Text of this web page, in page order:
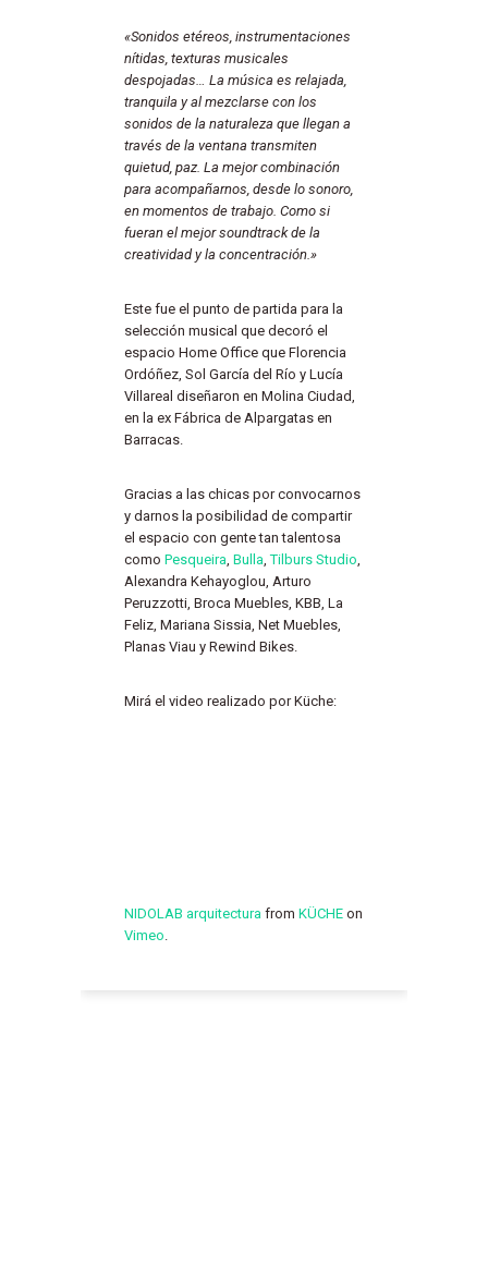
«Sonidos etéreos, instrumentaciones
nítidas, texturas musicales
despojadas… La música es relajada,
tranquila y al mezclarse con los
sonidos de la naturaleza que llegan a
través de la ventana transmiten
quietud, paz. La mejor combinación
para acompañarnos, desde lo sonoro,
en momentos de trabajo. Como si
fueran el mejor soundtrack de la
creatividad y la concentración.»
Este fue el punto de partida para la
selección musical que decoró el
espacio Home Office que Florencia
Ordóñez, Sol García del Río y Lucía
Villareal diseñaron en Molina Ciudad,
en la ex Fábrica de Alpargatas en
Barracas.
Gracias a las chicas por convocarnos
y darnos la posibilidad de compartir
el espacio con gente tan talentosa
como Pesqueira, Bulla,Tilburs Studio,
Alexandra Kehayoglou, Arturo
Peruzzotti, Broca Muebles, KBB, La
Feliz, Mariana Sissia, Net Muebles,
Planas Viau y Rewind Bikes.
Mirá el video realizado por Küche:
NIDOLAB arquitectura from KÜCHE on
Vimeo.